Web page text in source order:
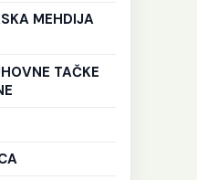
MEHDIJA
TAČKE